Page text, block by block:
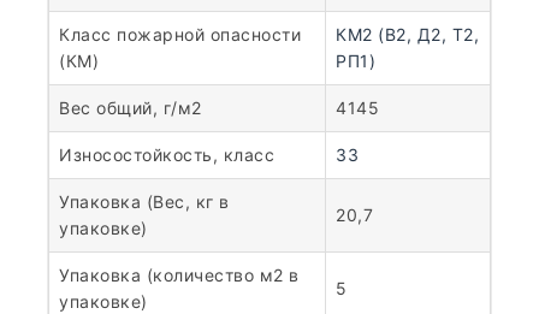
Класс пожарной опасности
(КМ)
КМ2 (В2, Д2, Т2,
РП1)
Вес общий, г/м2 4145
Износостойкость, класс 33
Упаковка (Вес, кг в
упаковке)
20,7
Упаковка (количество м2 в
упаковке)
5